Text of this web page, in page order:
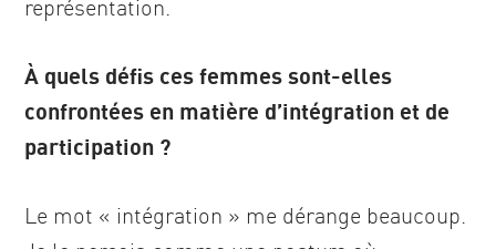
représentation.
À quels défis ces femmes sont-elles
confrontées en matière d’intégration et de
participation ?
Le mot « intégration » me dérange beaucoup.